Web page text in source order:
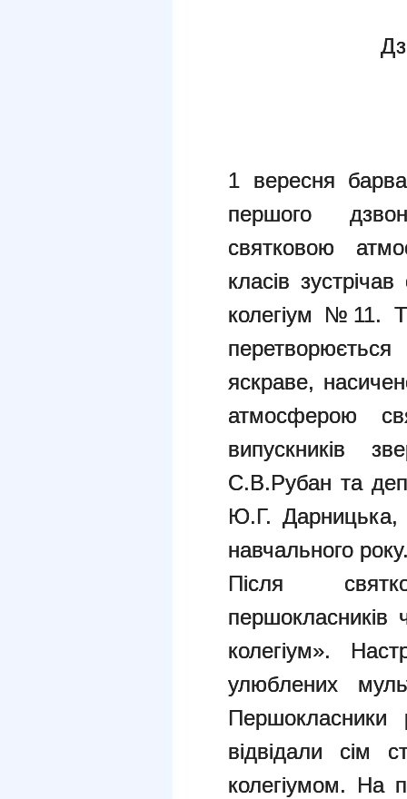
1 вересня
першого
святковою
класів
колегіум №11.
яскраве,
атмосферою
випускників
С.В.Рубан та
Ю.Г. Дарницька,
навчального
Після
першокласників
колегіум».
улюблених
Першокласники
відвідали сім
колегіумом. На